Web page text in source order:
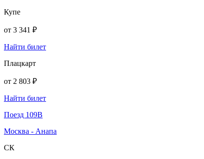
Купе
от 3 341 ₽
Найти билет
Плацкарт
от 2 803 ₽
Найти билет
Поезд 109В
Москва - Анапа
СК